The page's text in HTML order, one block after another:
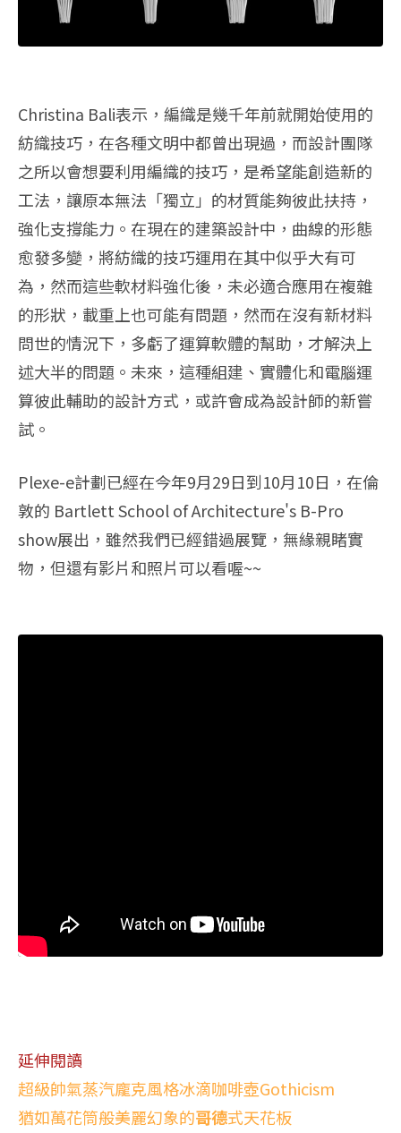
Christina Bali表示，編織是幾千年前就開始使用的
紡織技巧，在各種文明中都曾出現過，而設計團隊
之所以會想要利用編織的技巧，是希望能創造新的
工法，讓原本無法「獨立」的材質能夠彼此扶持，
強化支撐能力。在現在的建築設計中，曲線的形態
愈發多變，將紡織的技巧運用在其中似乎大有可
為，然而這些軟材料強化後，未必適合應用在複雜
的形狀，載重上也可能有問題，然而在沒有新材料
問世的情況下，多虧了運算軟體的幫助，才解決上
述大半的問題。未來，這種組建、實體化和電腦運
算彼此輔助的設計方式，或許會成為設計師的新嘗
試。
Plexe-e計劃已經在今年9月29日到10月10日，在倫
敦的 Bartlett School of Architecture's B-Pro
show展出，雖然我們已經錯過展覽，無緣親睹實
物，但還有影片和照片可以看喔~~
延伸閱讀
超級帥氣蒸汽龐克風格冰滴咖啡壺Gothicism
猶如萬花筒般美麗幻象的哥德式天花板